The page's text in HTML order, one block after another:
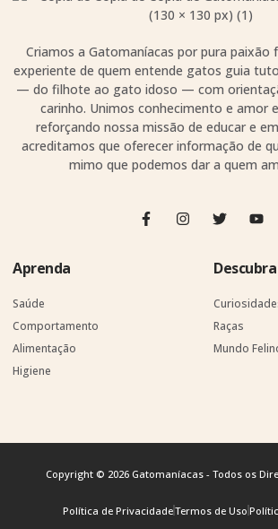
Criamos a Gatomaníacas por pura paixão
experiente de quem entende gatos guia
— do filhote ao gato idoso — com
carinho. Unimos conhecimento e amor
reforçando nossa missão de educar e
acreditamos que oferecer informação de
mimo que podemos dar a quem
Aprenda
Saúde
Comportamento
Alimentação
Higiene
Descubra
Raças
Mundo
Copyright © 2026 Gatomaníacas - Todos os
Política de PrivacidadeTermos de Uso